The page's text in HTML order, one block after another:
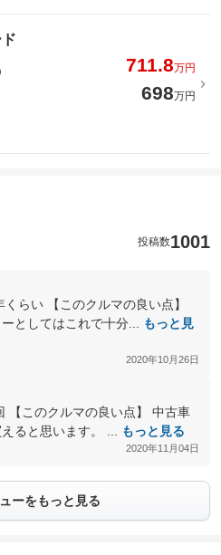
711.8万円
698万円
投稿数1001
らい 【このクルマの良い点】
としてはこれで十分...
もっと見
2020年10月26日
【このクルマの良い点】 中古車
ると思います。 ...
もっと見る
2020年11月04日
ーをもっと見る